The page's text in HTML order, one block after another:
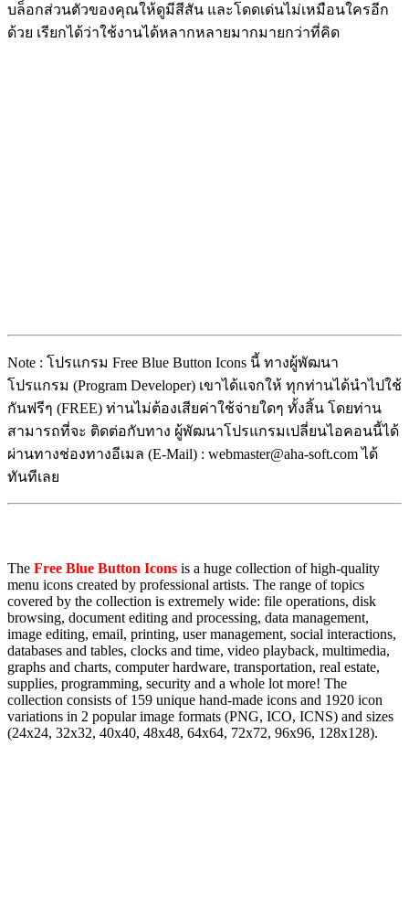
บล็อกส่วนตัวของคุณให้ดูมีสีสัน และโดดเด่นไม่เหมือนใครอีก
ด้วย เรียกได้ว่าใช้งานได้หลากหลายมากมายกว่าที่คิด
Note : โปรแกรม Free Blue Button Icons นี้ ทางผู้พัฒนา
โปรแกรม (Program Developer) เขาได้แจกให้ ทุกท่านได้นำไปใช้
กันฟรีๆ (FREE) ท่านไม่ต้องเสียค่าใช้จ่ายใดๆ ทั้งสิ้น โดยท่าน
สามารถที่จะ ติดต่อกับทาง ผู้พัฒนาโปรแกรมเปลี่ยนไอคอนนี้ได้
ผ่านทางช่องทางอีเมล (E-Mail) : webmaster@aha-soft.com ได้
ทันทีเลย
The Free Blue Button Icons is a huge collection of high-quality
menu icons created by professional artists. The range of topics
covered by the collection is extremely wide: file operations, disk
browsing, document editing and processing, data management,
image editing, email, printing, user management, social interactions,
databases and tables, clocks and time, video playback, multimedia,
graphs and charts, computer hardware, transportation, real estate,
supplies, programming, security and a whole lot more! The
collection consists of 159 unique hand-made icons and 1920 icon
variations in 2 popular image formats (PNG, ICO, ICNS) and sizes
(24x24, 32x32, 40x40, 48x48, 64x64, 72x72, 96x96, 128x128).